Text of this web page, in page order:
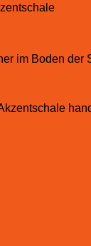
im Boden der